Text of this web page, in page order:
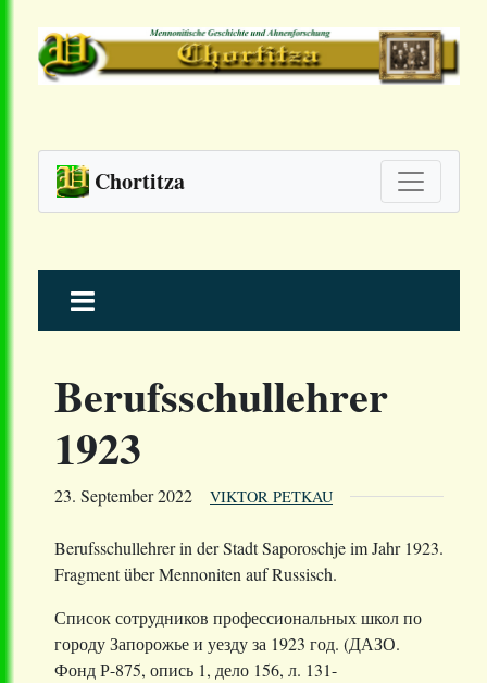
Chortitza
to
Berufsschullehrer
1923
23. September 2022 VIKTOR PETKAU
Berufsschullehrer in der Stadt Saporoschje im Jahr 1923.
Fragment über Mennoniten auf Russisch.
Список сотрудников профессиональных школ по
городу Запорожье и уезду за 1923 год. (ДАЗО.
Фонд Р-875, опись 1, дело 156, л. 131-